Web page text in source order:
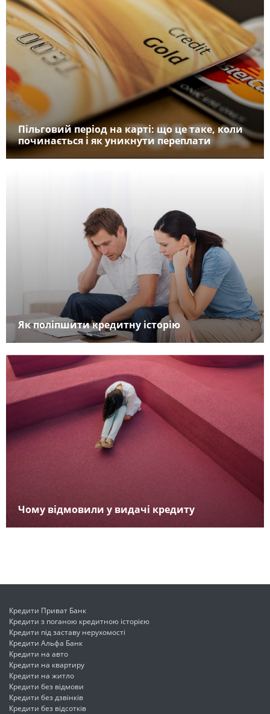
Пільговий період на карті: що це таке, коли
починається і як уникнути переплати
Як поліпшити кредитну історію
Чому відмовили у видачі кредиту
Кредити Приват Банк
Кредити з поганою кредитною історією
Кредити під заставу нерухомості
Кредити Альфа Банк
Кредити на авто
Кредити на квартиру
Кредити на житло
Кредити без відмови
Кредити без дзвінків
Кредити без відсотків